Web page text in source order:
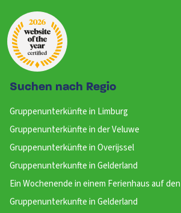
Suchen nach Regio
Gruppenunterkünfte in Limburg
Gruppenunterkünfte in der Veluwe
Gruppenunterkünfte in Overijssel
Gruppenunterkunfte in Gelderland
Ein Wochenende in einem Ferienhaus auf
Gruppenunterkunfte in Gelderland